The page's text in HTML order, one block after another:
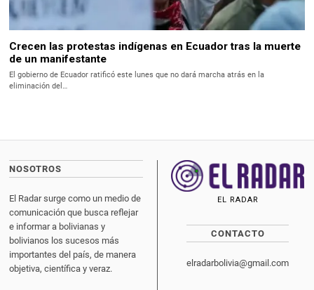
Crecen las protestas indígenas en Ecuador tras la muerte
de un manifestante
El gobierno de Ecuador ratificó este lunes que no dará marcha atrás en la
eliminación del…
NOSOTROS
El Radar surge como un medio de
comunicación que busca reflejar
e informar a bolivianas y
bolivianos los sucesos más
importantes del país, de manera
objetiva, científica y veraz.
EL RADAR
CONTACTO
elradarbolivia@gmail.com